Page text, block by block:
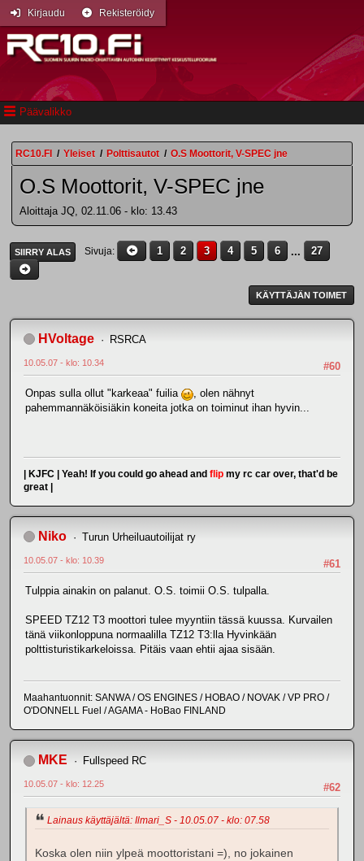
Päävalikko
Kirjaudu Rekisteröidy
RC10.FI / Yleiset / Polttisautot / O.S Moottorit, V-SPEC jne
O.S Moottorit, V-SPEC jne
Aloittaja JQ, 02.11.06 - klo: 13.43
SIIRRY ALAS Sivuja 1 2 3 4 5 6 ... 27
KÄYTTÄJÄN TOIMET
HVoltage RSRCA
#60
10.05.07 - klo: 10.34
Onpas sulla ollut "karkeaa" fuilia
, olen nähnyt
pahemmannäköisiäkin koneita jotka on toiminut ihan hyvin...
| KJFC | Yeah! If you could go ahead and flip my rc car over, that'd be
great |
Niko Turun Urheiluautoilijat ry
#61
10.05.07 - klo: 10.39
Tulppia ainakin on palanut. O.S. toimii O.S. tulpalla.
SPEED TZ12 T3 moottori tulee myyntiin tässä kuussa. Kurvailen
tänä viikonloppuna normaalilla TZ12 T3:lla Hyvinkään
polttisturistikarkeloissa. Pitäis vaan ehtii ajaa sisään.
Maahantuonnit: SANWA / OS ENGINES / HOBAO / NOVAK / VP PRO /
O'DONNELL Fuel / AGAMA - HoBao FINLAND
MKE Fullspeed RC
#62
10.05.07 - klo: 12.25
Lainaus käyttäjältä: Ilmari_S - 10.05.07 - klo: 07.58
Koska olen niin ylpeä moottoristani =), no jokainen